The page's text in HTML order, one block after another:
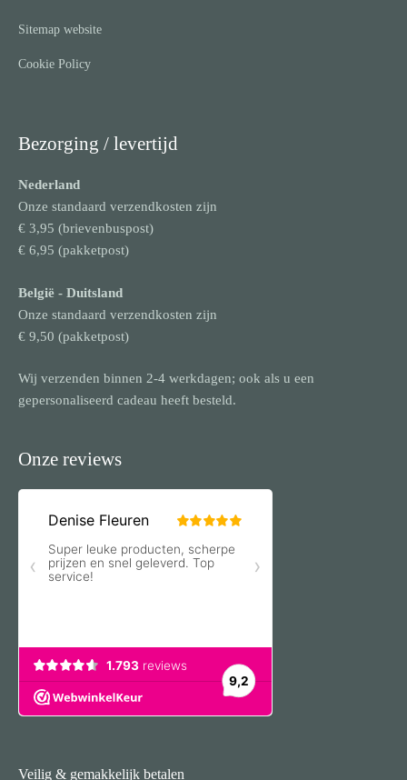
Sitemap website
Cookie Policy
Bezorging / levertijd
Nederland
Onze standaard verzendkosten zijn
€ 3,95 (brievenbuspost)
€ 6,95 (pakketpost)
België - Duitsland
Onze standaard verzendkosten zijn
€ 9,50 (pakketpost)
Wij verzenden binnen 2-4 werkdagen; ook als u een
gepersonaliseerd cadeau heeft besteld.
Onze reviews
Veilig & gemakkelijk betalen